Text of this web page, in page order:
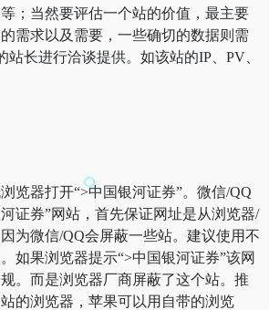
；当然要评估一个站的价值，最主要
需求以及需要，一些确切的数据则需
站长进行洽谈提供。如该站的IP、PV、
览器打开“>中国银河证券”。微信/QQ
证券”网站，首先保证网址是从浏览器/
为微信/QQ会屏蔽一些站。建议使用不
如果浏览器提示“>中国银河证券”该网
。而是浏览器厂商屏蔽了这个站。推
的浏览器，苹果可以用自带的浏览